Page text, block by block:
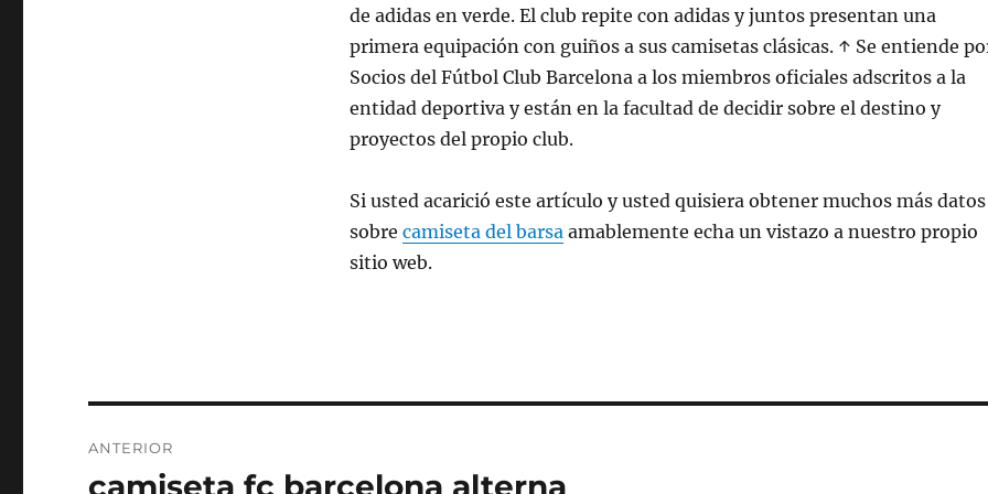
de adidas en verde. El club repite con adidas y juntos presentan una
primera equipación con guiños a sus camisetas clásicas. ↑ Se entiende
Socios del Fútbol Club Barcelona a los miembros oficiales adscritos a la
entidad deportiva y están en la facultad de decidir sobre el destino y
proyectos del propio club.
Si usted acarició este artículo y usted quisiera obtener muchos más datos
sobre camiseta del barsaamablemente echa un vistazo a nuestro propio
sitio web.
de
ANTERIOR
Entrada
camiseta fc barcelona alterna